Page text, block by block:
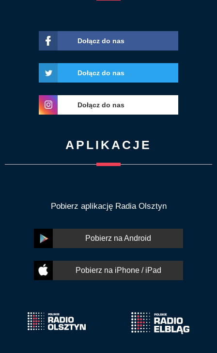
Dołącz do nas
Dołącz do nas
Dołącz do nas
APLIKACJE
Pobierz aplikację Radia Olsztyn
Pobierz na Android
Pobierz na iPhone / iPad